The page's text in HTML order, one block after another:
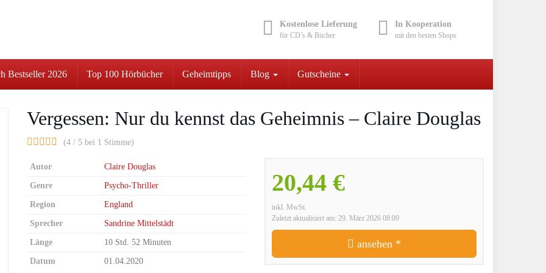
Kostenlose Lieferung
für CD’s & Bücher
In Kooperation
mit den besten Shops
Bestseller 2026 Top 100 Hörbücher Geheimtipps Blog Gutscheine
Vergessen: Nur du kennst das Geheimnis – Claire Douglas
(4 / 5 bei 1 Stimme)
20,44 €
inkl. MwSt.
Zuletzt aktualisiert am: 29. März 2026 08:09
ansehen *
Autor Claire Douglas
Genre Psycho-Thriller
Region England
Sprecher Sandrine Mittelstädt
Länge 10 Std. 52 Minuten
Datum 01.04.2020